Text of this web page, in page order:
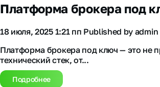
Платформа брокера под
18 июля, 2025 1:21 пп Published by admin
Платформа брокера под ключ — это не
технический стек, от...
Подробнее